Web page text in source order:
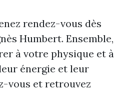
rendez-vous dès
Humbert. Ensemble,
à votre physique et à
énergie et leur
vous et retrouvez